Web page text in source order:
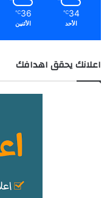
34
℃
الأحد
36
℃
الأثنين
اعلانك يحقق اهدافك